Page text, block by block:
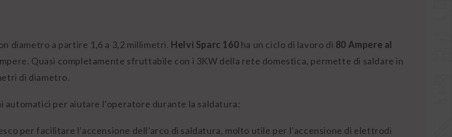
diametro a partire 1,6 a 3,2 millimetri. Helvi Sparc 160 ha un ciclo di lavoro di 80 Ampere al
Quasi completamente sfruttabile con i 3KW della rete domestica, permette di saldare in
di diametro.
per aiutare l’operatore durante la saldatura:
per facilitare l’accensione dell’arco di saldatura, molto utile per l’accensione di elettrodi